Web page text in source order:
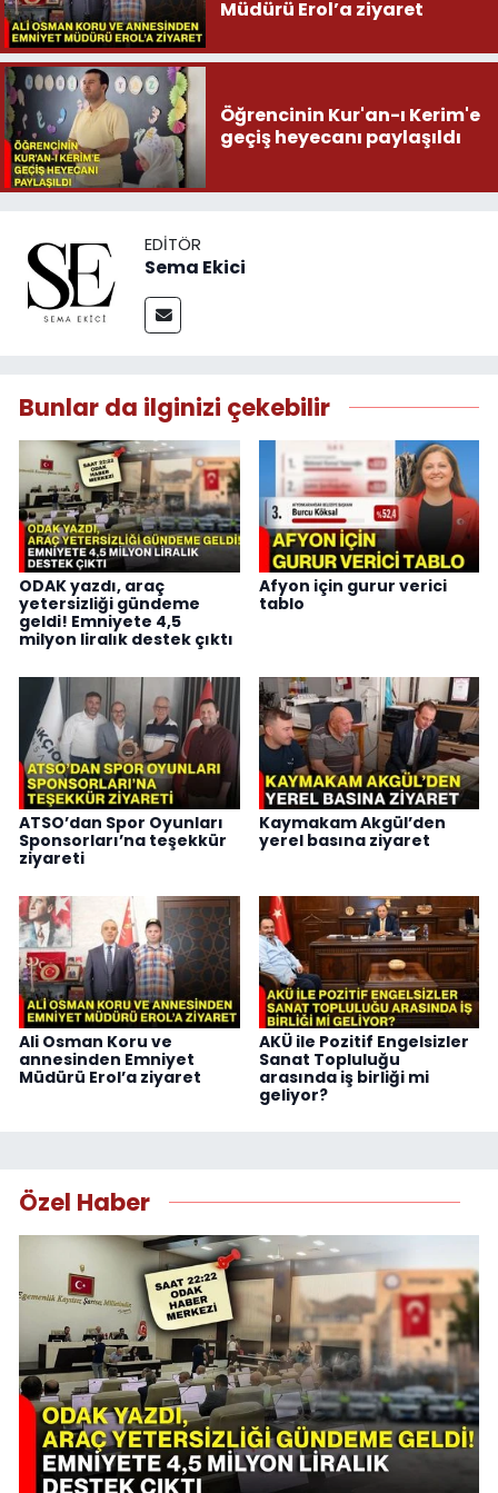
Müdürü Erol’a ziyaret
Öğrencinin Kur'an-ı Kerim'e
geçiş heyecanı paylaşıldı
EDITÖR
Sema Ekici
Bunlar da ilginizi çekebilir
ODAK yazdı, araç
yetersizliği gündeme
geldi! Emniyete 4,5
milyon liralık destek çıktı
Afyon için gurur verici
tablo
ATSO’dan Spor Oyunları
Sponsorları’na teşekkür
ziyareti
Kaymakam Akgül’den
yerel basına ziyaret
Ali Osman Koru ve
annesinden Emniyet
Müdürü Erol’a ziyaret
AKÜ ile Pozitif Engelsizler
Sanat Topluluğu
arasında iş birliği mi
geliyor?
Özel Haber